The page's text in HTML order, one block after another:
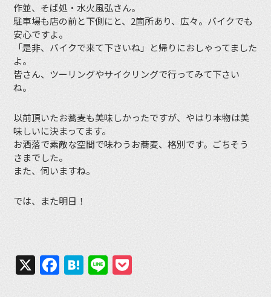
作並、そば処・水火風弘さん。
駐車場も店の前と下側にと、2箇所あり、広々。バイクでも
安心ですよ。
「是非、バイクで来て下さいね」と帰りにおしゃってました
よ。
皆さん、ツーリングやサイクリングで行ってみて下さい
ね。
以前頂いたお蕎麦も美味しかったですが、やはり本物は美
味しいに決まってます。
お洒落で素敵な空間で味わうお蕎麦、格別です。ごちそう
さまでした。
また、伺いますね。
では、また明日！
X Facebook
Hatena
Line